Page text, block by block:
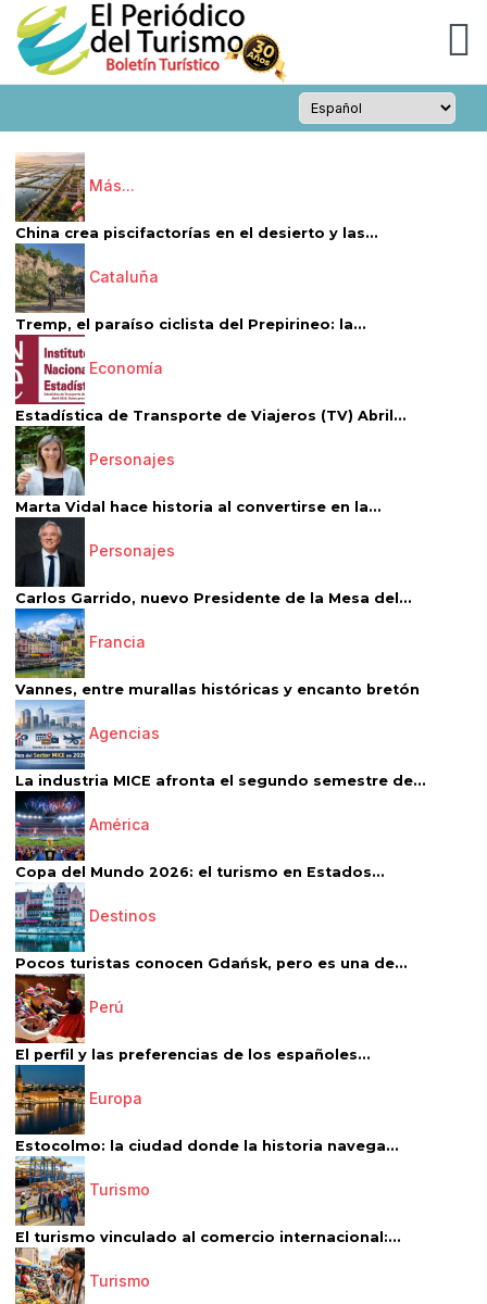
Más...
China crea piscifactorías en el desierto y las...
Cataluña
Tremp, el paraíso ciclista del Prepirineo: la...
Economía
Estadística de Transporte de Viajeros (TV) Abril...
Personajes
Marta Vidal hace historia al convertirse en la...
Personajes
Carlos Garrido, nuevo Presidente de la Mesa del...
Francia
Vannes, entre murallas históricas y encanto bretón
Agencias
La industria MICE afronta el segundo semestre de...
América
Copa del Mundo 2026: el turismo en Estados...
Destinos
Pocos turistas conocen Gdańsk, pero es una de...
Perú
El perfil y las preferencias de los españoles...
Europa
Estocolmo: la ciudad donde la historia navega...
Turismo
El turismo vinculado al comercio internacional:...
Turismo